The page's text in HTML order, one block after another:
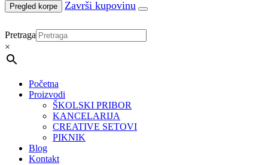
Pregled korpe
Pretraga
×
Početna
Proizvodi
ŠKOLSKI PRIBOR
KANCELARIJA
CREATIVE SETOVI
PIKNIK
Blog
Kontakt